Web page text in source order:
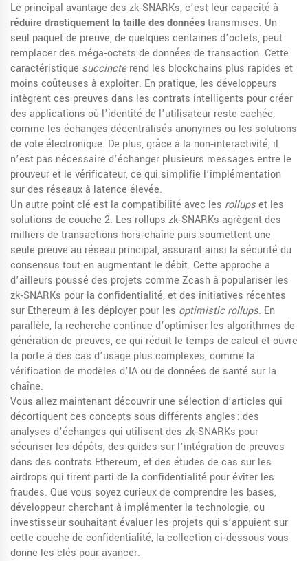
Le principal avantage des zk‑SNARKs, c’est leur capacité à
réduire drastiquement la taille des donnéestransmises. Un
seul paquet de preuve, de quelques centaines d’octets, peut
remplacer des méga‑octets de données de transaction. Cette
caractéristique succincterend les blockchains plus rapides et
moins coûteuses à exploiter. En pratique, les développeurs
intègrent ces preuves dans les contrats intelligents pour créer
des applications où l’identité de l’utilisateur reste cachée,
comme les échanges décentralisés anonymes ou les solutions
de vote électronique. De plus, grâce à la non‑interactivité, il
n’est pas nécessaire d’échanger plusieurs messages entre le
prouveur et le vérificateur, ce qui simplifie l’implémentation
sur des réseaux à latence élevée.
Un autre point clé est la compatibilité avec les rollupset les
solutions de couche 2. Les rollups zk‑SNARKs agrègent des
milliers de transactions hors‑chaîne puis soumettent une
seule preuve au réseau principal, assurant ainsi la sécurité du
consensus tout en augmentant le débit. Cette approche a
d’ailleurs poussé des projets comme Zcash à populariser les
zk‑SNARKs pour la confidentialité, et des initiatives récentes
sur Ethereum à les déployer pour les optimistic rollups. En
parallèle, la recherche continue d’optimiser les algorithmes de
génération de preuves, ce qui réduit le temps de calcul et ouvre
la porte à des cas d’usage plus complexes, comme la
vérification de modèles d’IA ou de données de santé sur la
chaîne.
Vous allez maintenant découvrir une sélection d’articles qui
décortiquent ces concepts sous différents angles : des
analyses d’échanges qui utilisent des zk‑SNARKs pour
sécuriser les dépôts, des guides sur l’intégration de preuves
dans des contrats Ethereum, et des études de cas sur les
airdrops qui tirent parti de la confidentialité pour éviter les
fraudes. Que vous soyez curieux de comprendre les bases,
développeur cherchant à implémenter la technologie, ou
investisseur souhaitant évaluer les projets qui s’appuient sur
cette couche de confidentialité, la collection ci‑dessous vous
donne les clés pour avancer.